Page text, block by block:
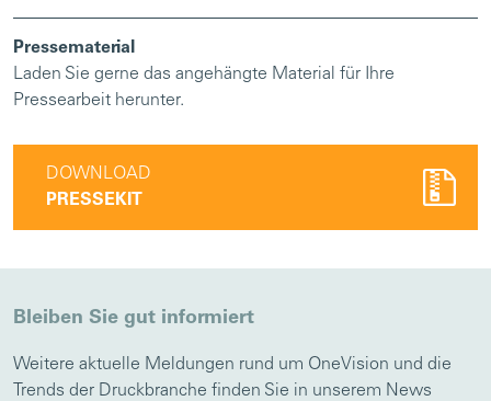
Pressematerial
Laden Sie gerne das angehängte Material für Ihre
Pressearbeit herunter.
DOWNLOAD
PRESSEKIT
Bleiben Sie gut informiert
Weitere aktuelle Meldungen rund um OneVision und die
Trends der Druckbranche finden Sie in unserem News